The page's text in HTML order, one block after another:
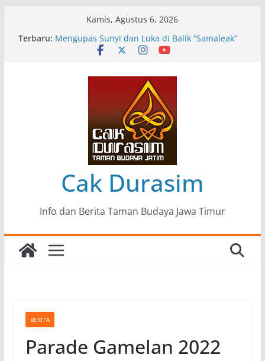
Kamis, Agustus 6, 2026
Terbaru: Kota Blitar : Ketika “Bergerak” Menjadi Mantra
Perlawanan
Menjaga Marwah Seni dan Budaya: Catatan
Kunjungan Kerja Ir. Bambang Haryo Soekartono
(BHS) Anggota DPR RI ke Taman Budaya Jawa
Pameran Tunggal 35 Karya Agus Koecink
“Tumbang Tambang”, Ungkapan Kritis Tentang
Derita Pekerja Pertambangan
Cak Durasim
Info dan Berita Taman Budaya Jawa Timur
BERITA
Parade Gamelan 2022